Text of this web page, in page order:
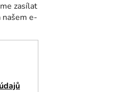
zasílat
našem e-